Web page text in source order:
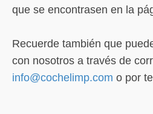
que se encontrasen en la
Recuerde también que
con nosotros a través de
info@cochelimp.com o por